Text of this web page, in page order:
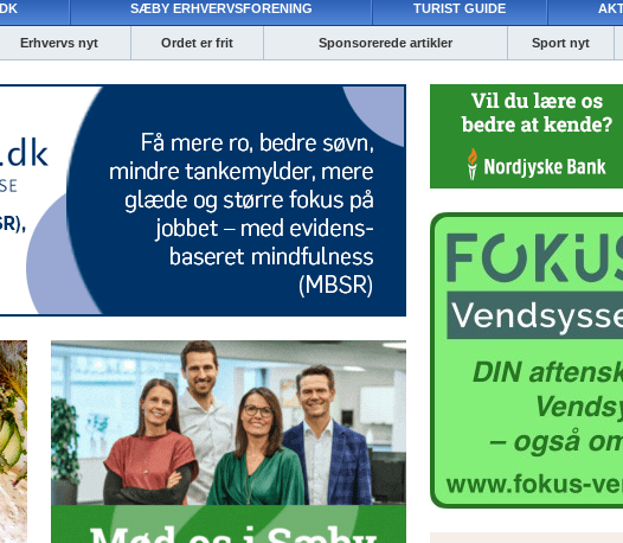
SÆBY ERHVERVSFORENING TURIST GUIDE
Erhvervs nyt Ordet er frit Sponsorerede artikler Sport nyt